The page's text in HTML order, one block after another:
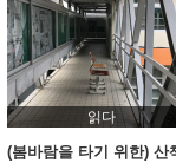
께
읽다
(봄바람을 타기 위한) 산